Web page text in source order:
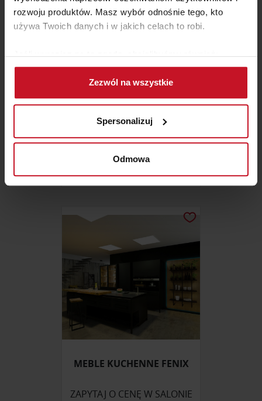
rozwoju produktów. Masz wybór odnośnie tego, kto
używa Twoich danych i w jakich celach to robi.
Jeśli wyrazisz na to zgodę, chcielibyśmy również:
Gromadzić dane dotyczące Twojej lokalizacji
geograficznej z dokładnością nawet do kilku metrów
Identyfikować Twoje urządzenie, aktywnie
(fingerprinting, czyli wirtualny odcisk palca)
Dowiedz się więcej odnośnie tego, jak Twoje osobiste
dane są przetwarzane oraz ustaw własne preferencje w
zmienić lub wycofać swoją zgodę w dowolnej chwili.
Wykorzystujemy pliki cookie do spersonalizowania treści
analizować ruch w naszej witrynie. Informacje o tym, jak
korzystasz z naszej witryny, udostępniamy partnerom
społecznościowym, reklamowym i analitycznym.
Partnerzy mogą połączyć te informacje z innymi danymi
otrzymanymi od Ciebie lub uzyskanymi podczas
Zezwól na wszystkie
Spersonalizuj
Odmowa
KOLEKCJA CREATIVE
ZAPYTAJ O CENĘ W SALONIE
MEBLE KUCHENNE FENIX
ZAPYTAJ O CENĘ W SALONIE